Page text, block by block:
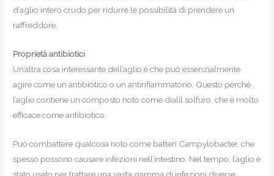
d’aglio intero crudo per ridurre le possibilità di prendere un
raffreddore.
Proprietà antibiotici
Un’altra cosa interessante dell’aglio è che può essenzialmente
agire come un antibiotico o un antinfiammatorio. Questo perché
l’aglio contiene un composto noto come dialil solfuro, che è molto
efficace come antibiotico.
Può combattere qualcosa noto come batteri Campylobacter, che
spesso possono causare infezioni nell’intestino. Nel tempo, l’aglio è
stato usato per trattare una vasta gamma di infezioni diverse.